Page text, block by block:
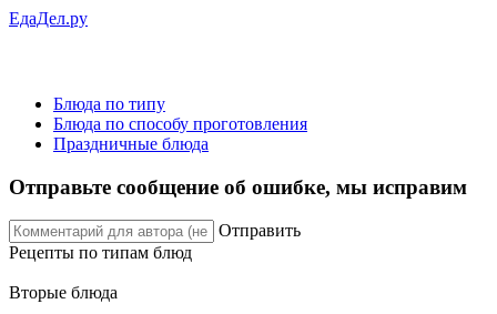
ЕдаДел.ру
Блюда по типу
Блюда по способу проготовления
Праздничные блюда
Отправьте сообщение об ошибке, мы исправим
Отправить
Рецепты по типам блюд
Вторые блюда